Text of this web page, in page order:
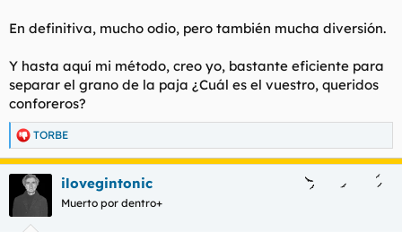
En definitiva, mucho odio, pero también mucha diversión.
Y hasta aquí mi método, creo yo, bastante eficiente para
separar el grano de la paja ¿Cuál es el vuestro, queridos
conforeros?
R
e
a
c
TORBE
ilovegintonic
Muerto por dentro+